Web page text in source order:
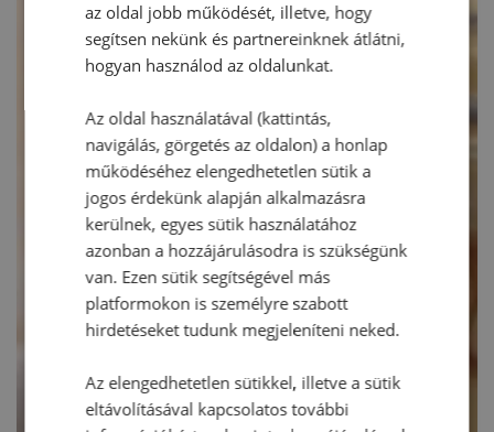
az oldal jobb működését, illetve, hogy
segítsen nekünk és partnereinknek átlátni,
hogyan használod az oldalunkat.
Az oldal használatával (kattintás,
navigálás, görgetés az oldalon) a honlap
működéséhez elengedhetetlen sütik a
jogos érdekünk alapján alkalmazásra
kerülnek, egyes sütik használatához
azonban a hozzájárulásodra is szükségünk
van. Ezen sütik segítségével más
platformokon is személyre szabott
hirdetéseket tudunk megjeleníteni neked.
Az elengedhetetlen sütikkel, illetve a sütik
eltávolításával kapcsolatos további